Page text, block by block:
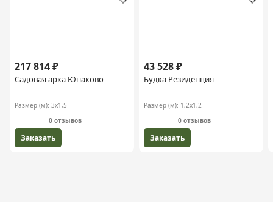
217 814 ₽
Садовая арка Юнаково
Размер (м): 3х1,5
0 отзывов
Заказать
43 528 ₽
Будка Резиденция
Размер (м): 1,2х1,2
0 отзывов
Заказать